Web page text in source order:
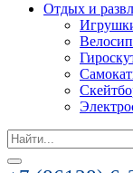
Отдых и
Search
for: